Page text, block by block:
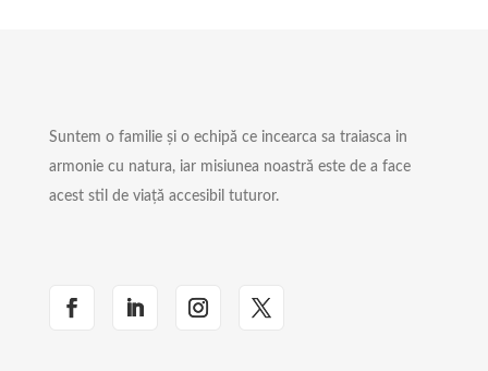
Suntem o familie și o echipă ce incearca sa traiasca in
armonie cu natura, iar misiunea noastră este de a face
acest stil de viață accesibil tuturor.